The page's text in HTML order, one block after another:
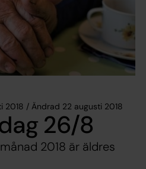
2018 / Ändrad 22 augusti 2018
26/8
2018 är äldres